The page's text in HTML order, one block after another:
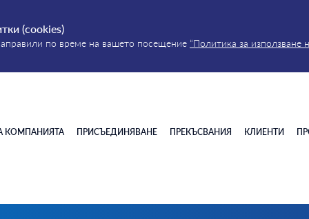
(cookies)
по време на вашето посещение “Политика за използване
КОМПАНИЯТА ПРИСЪЕДИНЯВАНЕ ПРЕКЪСВАНИЯ КЛИЕНТИ